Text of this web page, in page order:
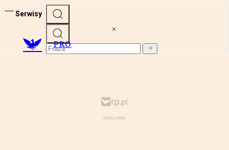
Serwisy
PRO